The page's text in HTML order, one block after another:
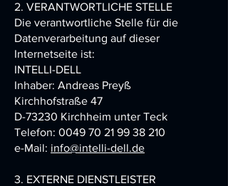
2. VERANTWORTLICHE STELLE
Die verantwortliche Stelle für die
Datenverarbeitung auf dieser
Internetseite ist:
INTELLI-DELL
Inhaber: Andreas Preyß
Kirchhofstraße 47
D-73230 Kirchheim unter Teck
Telefon: 0049 70 21 99 38 210
e-Mail: info@intelli-dell.de
3. EXTERNE DIENSTLEISTER